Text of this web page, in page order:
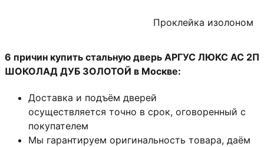
Проклейка изолоном
6 причин купить стальную дверь АРГУС ЛЮКС АС 2П
ШОКОЛАД ДУБ ЗОЛОТОЙ в Москве:
Доставка и подъём дверей
осуществляется точно в срок, оговоренный с
покупателем
Мы гарантируем оригинальность товара, даём